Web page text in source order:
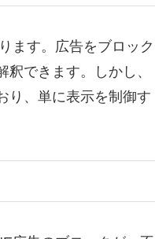
ます。広告をブロック
できます。しかし、
り、単に表示を制御す